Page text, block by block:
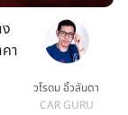
า
วโรดม อิ้วลันตา
CAR GURU